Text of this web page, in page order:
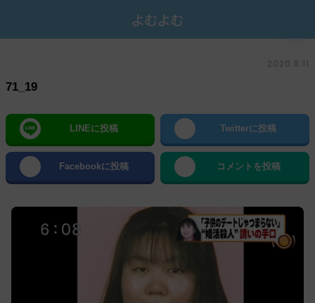
2020.8.11
71_19
LINEに投稿 Twitterに投稿
Facebookに投稿 コメントを投稿